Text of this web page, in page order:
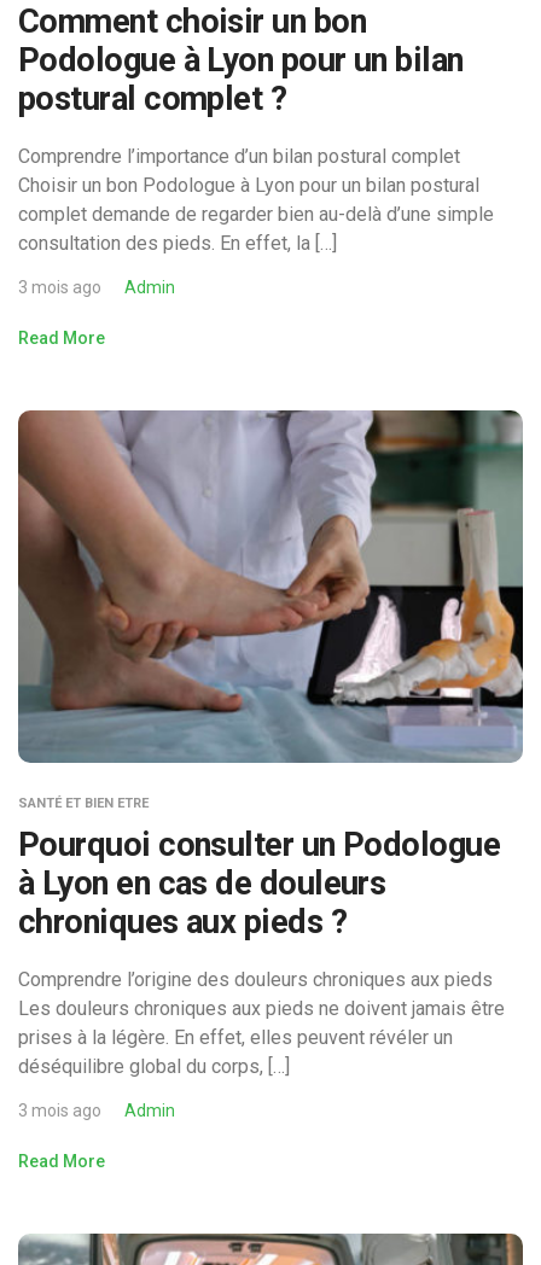
Comment choisir un bon
Podologue à Lyon pour un bilan
postural complet ?
Comprendre l’importance d’un bilan postural complet
Choisir un bon Podologue à Lyon pour un bilan postural
complet demande de regarder bien au-delà d’une simple
consultation des pieds. En effet, la […]
3 mois ago Admin
Read More
SANTÉ ET BIEN ETRE
Pourquoi consulter un Podologue
à Lyon en cas de douleurs
chroniques aux pieds ?
Comprendre l’origine des douleurs chroniques aux pieds
Les douleurs chroniques aux pieds ne doivent jamais être
prises à la légère. En effet, elles peuvent révéler un
déséquilibre global du corps, […]
3 mois ago Admin
Read More